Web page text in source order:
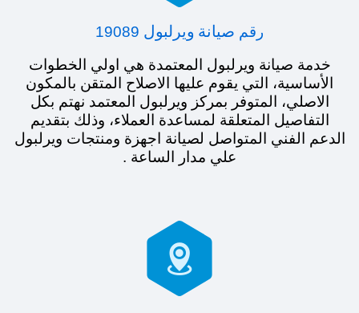
رقم صيانة ويرلبول
خدمة صيانة ويرلبول المعتمدة هي اولي الخطوات
الأساسية، التي يقوم عليها الاصلاح المتقن بالمكون
الاصلي، المتوفر بمركز ويرلبول المعتمد نهتم بكل
التفاصيل المتعلقة لمساعدة العملاء، وذلك بتقديم
الدعم الفني المتواصل لصيانة اجهزة ومنتجات ويرلبول
علي مدار الساعة .
